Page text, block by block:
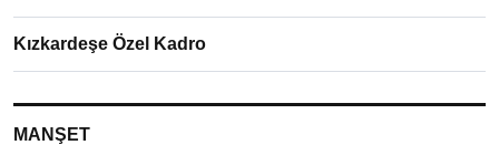
Kızkardeşe Özel Kadro
MANŞET